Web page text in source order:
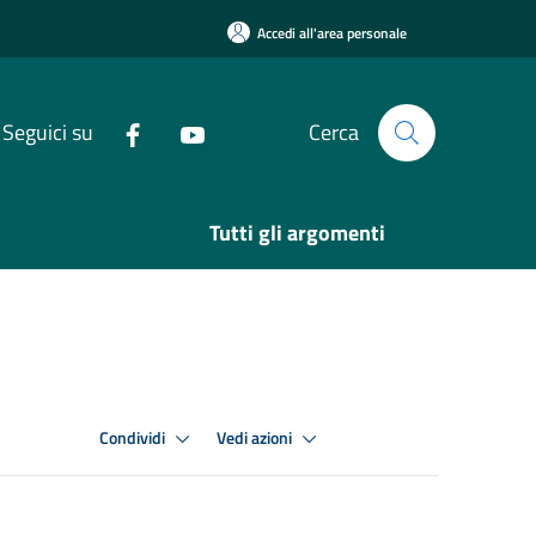
Accedi all'area personale
Seguici su Cerca
Tutti gli argomenti
Condividi Vedi azioni